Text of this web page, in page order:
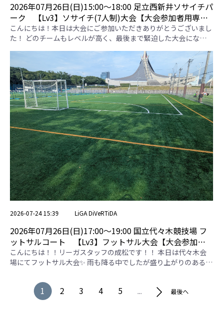
2026年07月26日(日)15:00〜18:00 足立西新井ソサイチパ
ーク 【Lv3】ソサイチ(7人制)大会【大会参加者用専用
ページ】
こんにちは！本日は大会にご参加いただきありがとうございまし
た！ どのチームもレベルが高く、最後まで緊迫した大会になり
けでチーム全体が盛り上がっていました！ 【コボット】 本日は
お疲れさまでした。個人技で相手を翻弄していました！ 【アカ
イワ】 本日はおつかれさまでした。全員で戦い抜いていまし
た！ 【都立青山】 本日はお疲れさまでした。パスを繋いでチャ
ンスを演出していました！ 本日の優勝チームは"いつき"さんで
す！優勝おめでとうございます！ いつき さむのたわわ コボット
アカイワ 都立青山 勝点 得失点差 総得点 総失点 順位 いつき ＊ 1 .
2-1 4 . 1-0 7 . 5-0 10 . 1-0 12 8 9 1 1 さむのたわわ 1 . 1-2 ＊ 6 . 2-0
9 . 2-0 3 . 2-0 9 5 7 2 2 コボット 4 . 0-1 6 . 0-2 ＊ 2 . 2-0 8 . 0-1 3 -2
2 4 4 アカイワ 7 . 0-5 9 . 0-2 2 . 0-2 ＊ 5 . 1-3 0 -11 1 12 5 都立青
山 10 . 0-1 3 . 0-2 8 . 1-0 5 . 3-1 ＊ 6 0 4 4 3 準決勝 予選リーグ2位
さむのたわわ 11 1 - 1 予選リーグ3位 都立青山 順位決定戦 予選
リーグ4位 コボット 12 0 - 0 予選リーグ5位 アカイワ 決勝戦 予
選リーグ1位 いつき 13 1 - 1 ⑪の勝者 さむのたわわ ※引き分け
2026-07-24 15:39 LiGA DiVeRTiDA
2026年07月26日(日)17:00〜19:00 国立代々木競技場 フ
ットサルコート 【Lv3】フットサル大会【大会参加者
用専用ページ】
こんにちは！！リーガスタッフの成松です！！ 本日は代々木会場にてフットサル大会✨ 雨も降る中でしたが盛り上がりのある素晴らしい大会となりました！！ ※雷の影響で一部チームのみの写真撮影となりました。 【Amor Tokai】 個々の技術が高く、綺麗なパス回しで何度もチャンスを作っておりました✨ 【ピンゾロ】 盛り上がりは今大会No.1✨楽しそうにプレーする姿が印象的でした！！ 【FC.ESTRELLA】 攻守の切り替えがとても速く、何度もカウンターから得点を決めてました✨組織力〇 【はやしぃず】 守備力が高く、全員で一丸となって守備をする姿が印象的でした✨優勝には1歩届かず惜しくも2位となりました、、 【3代目軍団穴井】 全員がシュートを積極的に打っていく魅力的なチームでした✨ベンチからの指示も多く組織力が高かったです！ 優勝は【FC.ESTRELLA】さんです！！おめでとうございます🎉 Amor Tokai ピンゾロ FC.ESTRELLA はやしぃず 3代目軍団穴井 勝点 得失点差 総得点 総失点 順位 Amor Tokai ＊ 1 . 2-1 4 . 1-1 7 . 0-2 10 . 0-0 5 -1 3 4 4 ピンゾロ 1 . 1-2 ＊ 6 . 1-2 9 . 0-4 3 . 1-0 3 -5 3 8 5 FC.ESTRELLA 4 . 1-1 6 . 2-1 ＊ 2 . 5-2 8 . 0-0 8 4 8 4 1 はやしぃず 7 . 2-0 9 . 4-0 2 . 2-5
1 2 3 4 5 ... 最後へ